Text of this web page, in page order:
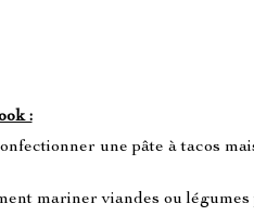
:
une pâte à tacos
mariner viandes ou légumes